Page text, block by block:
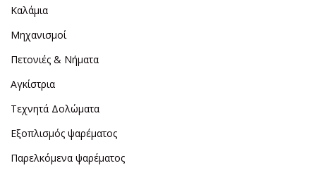
Καλάμια
Μηχανισμοί
Πετονιές & Νήματα
Αγκίστρια
Τεχνητά Δολώματα
Εξοπλισμός ψαρέματος
Παρελκόμενα ψαρέματος